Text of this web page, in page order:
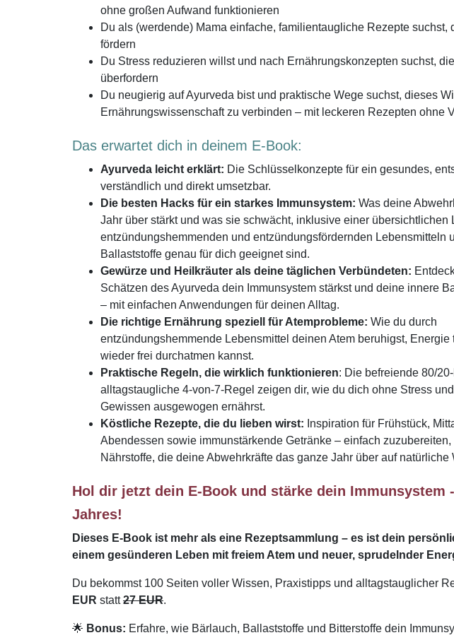
ohne großen Aufwand funktionieren
Du als (werdende) Mama einfache, familientaugliche Rezepte suchst,
fördern
Du Stress reduzieren willst und nach Ernährungskonzepten suchst,
überfordern
Du neugierig auf Ayurveda bist und praktische Wege suchst, dieses
Ernährungswissenschaft zu verbinden – mit leckeren Rezepten ohne
Das erwartet dich in deinem E-Book:
Ayurveda leicht erklärt: Die Schlüsselkonzepte für ein gesundes,
verständlich und direkt umsetzbar.
Die besten Hacks für ein starkes Immunsystem: Was deine
Jahr über stärkt und was sie schwächt, inklusive einer übersichtlichen
entzündungshemmenden und entzündungsfördernden Lebensmitteln
Ballaststoffe genau für dich geeignet sind.
Gewürze und Heilkräuter als deine täglichen Verbündeten:
Schätzen des Ayurveda dein Immunsystem stärkst und deine innere
– mit einfachen Anwendungen für deinen Alltag.
Die richtige Ernährung speziell für Atemprobleme: Wie du durch
entzündungshemmende Lebensmittel deinen Atem beruhigst, Energie
wieder frei durchatmen kannst.
Praktische Regeln, die wirklich funktionieren: Die befreiende 80/
alltagstaugliche 4-von-7-Regel zeigen dir, wie du dich ohne Stress
Gewissen ausgewogen ernährst.
Köstliche Rezepte, die du lieben wirst: Inspiration für Frühstück,
Abendessen sowie immunstärkende Getränke – einfach
Nährstoffe, die deine Abwehrkräfte das ganze Jahr über auf natürliche
Hol dir jetzt dein E-Book und stärke dein Immunsystem
Jahres!
Dieses E-Book ist mehr als eine Rezeptsammlung – es ist dein
einem gesünderen Leben mit freiem Atem und neuer, sprudelnder
Du bekommst 100 Seiten voller Wissen, Praxistipps und alltagstauglicher
EUR statt27 EUR.
🌟 Bonus: Erfahre, wie Bärlauch, Ballaststoffe und Bitterstoffe dein